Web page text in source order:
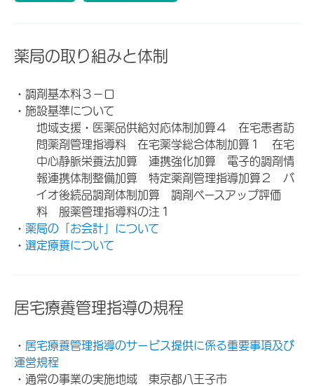
薬局の取り組みと体制
・調剤基本料３－ロ
・施設基準について
地域支援・医薬品供給対応体制加算４ 在宅患者訪
問薬剤管理指導料 在宅薬学総合体制加算１ 在宅
中心静脈栄養法加算 連携強化加算 電子的調剤情
報連携体制整備加算 特定薬剤管理指導加算２ バ
イオ後続品調剤体制加算 調剤ベースアップ評価
料 服薬管理指導料の注１
・ 薬局の「お会計」について
・ 選定療養について
居宅療養管理指導の規程
・ 居宅療養管理指導のサービス提供に係る重要事項及び
運営規程
・通常の事業の実施地域 東京都八王子市